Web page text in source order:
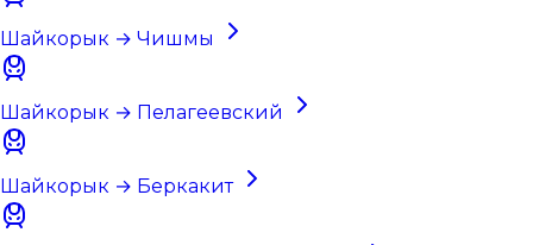
Шайкорык → Чишмы
Шайкорык → Пелагеевский
Шайкорык → Беркакит